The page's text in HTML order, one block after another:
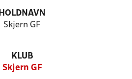
HOLDNAVN
Skjern GF
KLUB
Skjern GF